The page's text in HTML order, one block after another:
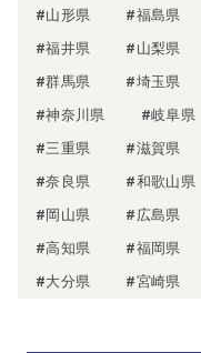
#山形県
#福島県
#福井県
#山梨県
#群馬県
#埼玉県
#神奈川県
#岐阜県
#三重県
#滋賀県
#奈良県
#和歌山県
#岡山県
#広島県
#高知県
#福岡県
#大分県
#宮崎県